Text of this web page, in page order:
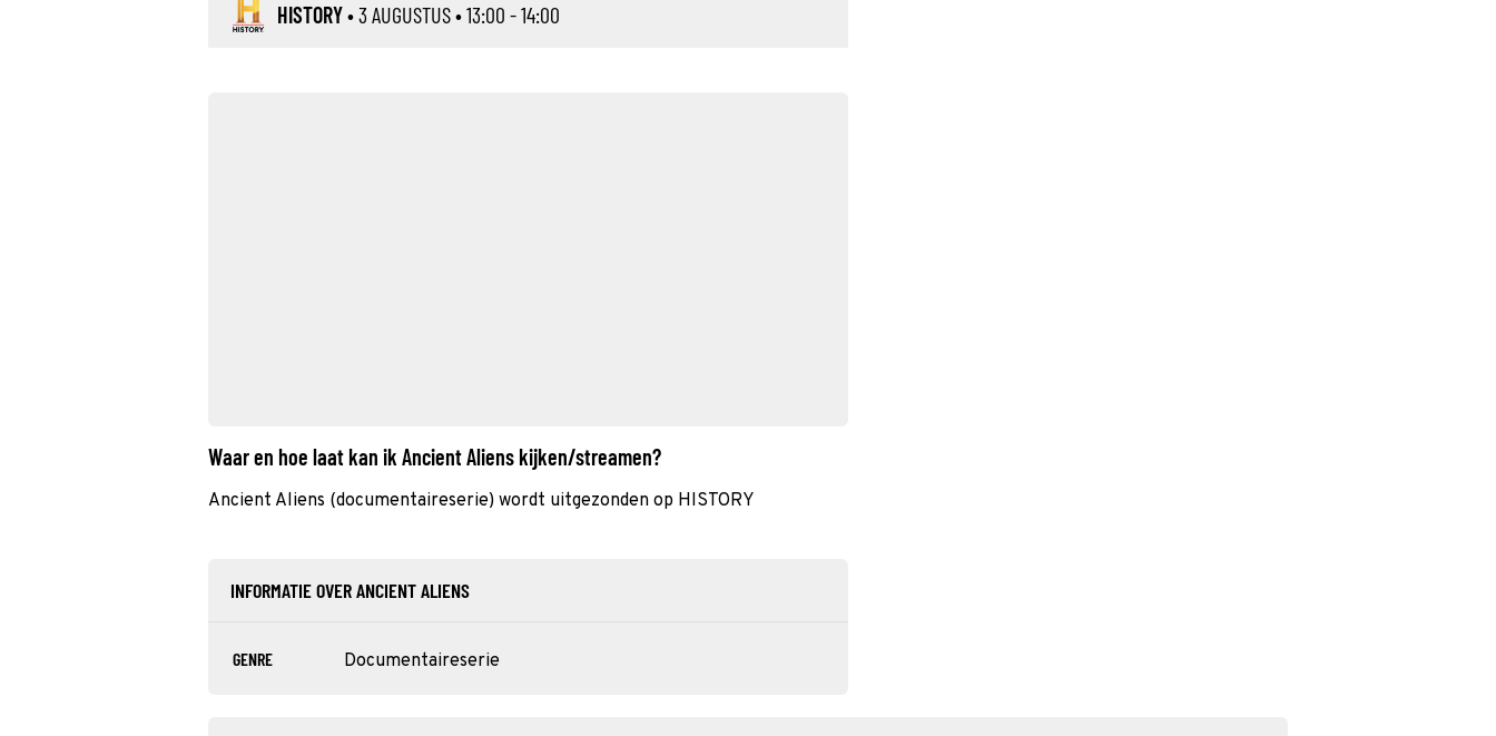
HISTORY•3 AUGUSTUS• 13:00 - 14:00
Waar en hoe laat kan ik Ancient Aliens kijken/streamen?
Ancient Aliens (documentaireserie) wordt uitgezonden op HISTORY
INFORMATIE OVER ANCIENT ALIENS
GENRE Documentaireserie